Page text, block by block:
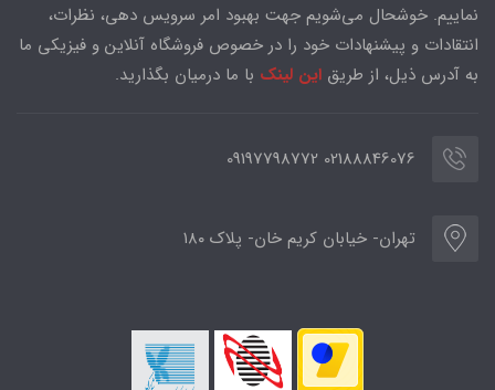
نماییم. خوشحال می‌شویم جهت بهبود امر سرویس دهی، نظرات،
انتقادات و پیشنهادات خود را در خصوص فروشگاه آنلاین و فیزیکی ما
به آدرس ذیل، از طریق این لینک با ما درمیان بگذارید.
02188846076 09197798772
تهران- خیابان کریم خان- پلاک ۱۸۰